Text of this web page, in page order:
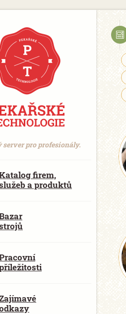
18
server pro profesionály.
firem,
a produktů